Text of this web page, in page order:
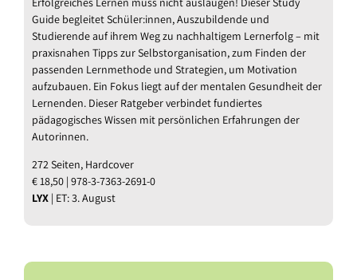
Guide begleitet Schüler:innen, Auszubildende und
Studierende auf ihrem Weg zu nachhaltigem Lernerfolg – mit
praxisnahen Tipps zur Selbstorganisation, zum Finden der
passenden Lernmethode und Strategien, um Motivation
aufzubauen. Ein Fokus liegt auf der mentalen Gesundheit der
Lernenden. Dieser Ratgeber verbindet fundiertes
pädagogisches Wissen mit persönlichen Erfahrungen der
Autorinnen.
272 Seiten, Hardcover
€ 18,50 | 978-3-7363-2691-0
LYX | ET: 3. August